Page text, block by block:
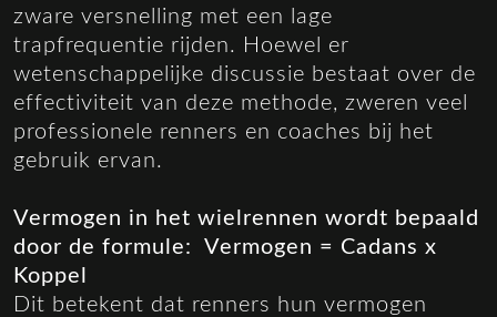
zware versnelling met een lage
trapfrequentie rijden. Hoewel er
wetenschappelijke discussie bestaat over de
effectiviteit van deze methode, zweren veel
professionele renners en coaches bij het
gebruik ervan.
Vermogen in het wielrennen wordt bepaald
door de formule: Vermogen = Cadans x
Koppel
Dit betekent dat renners hun vermogen